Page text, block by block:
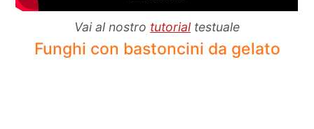
Vai al nostro tutorial testuale
Funghi con bastoncini da gelato